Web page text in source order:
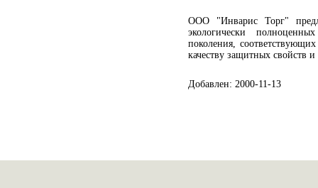
ООО "Инварис Торг"
экологически
поколения,
качеству защитных свойств
Добавлен: 2000-11-13